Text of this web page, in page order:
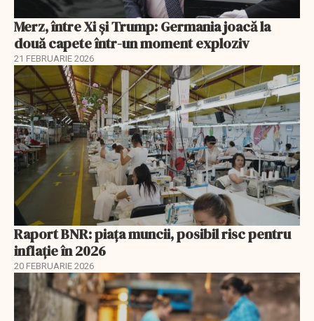
Merz, între Xi și Trump: Germania joacă la
două capete într-un moment exploziv
21 FEBRUARIE 2026
Raport BNR: piața muncii, posibil risc pentru
inflație în 2026
20 FEBRUARIE 2026